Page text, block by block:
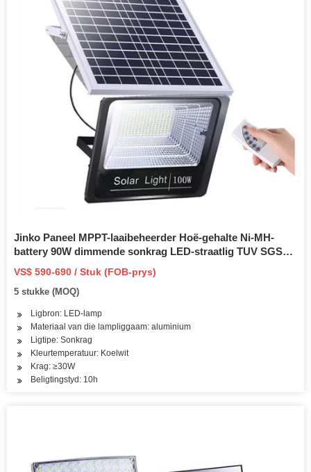
Jinko Paneel MPPT-laaibeheerder Hoë-gehalte Ni-MH-
battery 90W dimmende sonkrag LED-straatlig TUV SGS
BV Geïnspekteerde fabriek vir geïntegreerde alles in een
lamp
VS$ 590-690 / Stuk (FOB-prys)
5 stukke (MOQ)
Ligbron: LED-lamp
Materiaal van die lampliggaam: aluminium
Ligtipe: Sonkrag
Kleurtemperatuur: Koelwit
Krag: ≥30W
Beligtingstyd: 10h